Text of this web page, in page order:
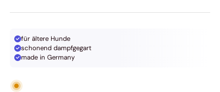
für ältere Hunde
schonend dampfgegart
made in Germany